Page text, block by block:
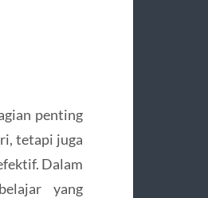
penting
tetapi juga
Dalam
yang